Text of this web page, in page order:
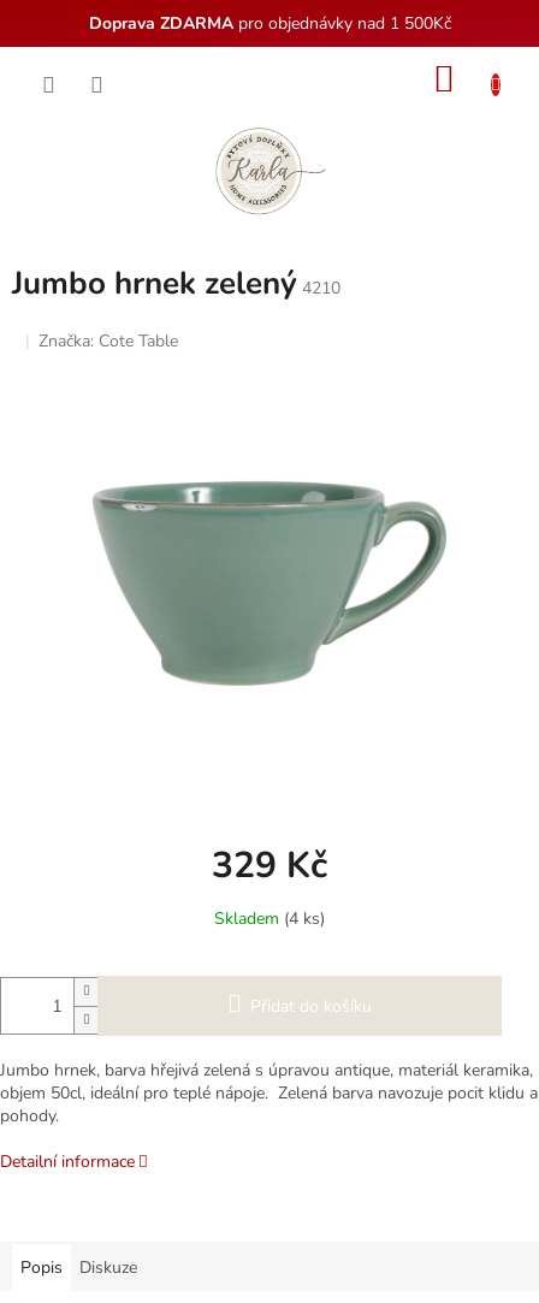
Doprava ZDARMApro objednávky nad 1 500Kč
Jumbo hrnek zelený 4210
Značka: Cote Table
329 Kč
Měrná
cena:
Skladem (4 ks)
Přidat do košíku
Jumbo hrnek, barva hřejivá zelená s úpravou antique, materiál keramika,
objem 50cl, ideální pro teplé nápoje. Zelená barva navozuje pocit klidu a
pohody.
Detailní informace
Popis Diskuze